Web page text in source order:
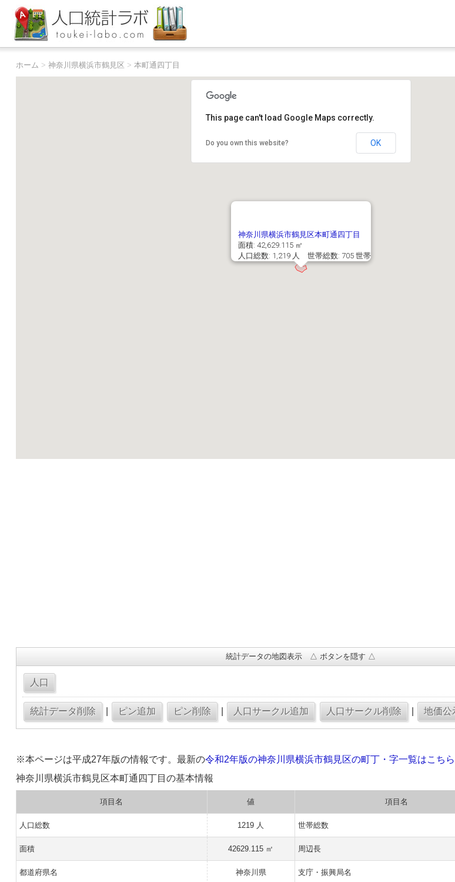
ホーム > 神奈川県横浜市鶴見区 > 本町通四丁目
神奈川県横浜市鶴見区本町通四丁目
面積: 42,629.115 ㎡
人口総数: 1,219 人 世帯総数: 705 世帯
This page can't load Google Maps correctly.
Do you own this website? OK
統計データの地図表示 △ ボタンを隠す △
※本ページは平成27年版の情報です。最新の令和2年版の神奈川県横浜市鶴見区の町丁・字一覧はこちら
神奈川県横浜市鶴見区本町通四丁目の基本情報
項目名 値 項目名
人口総数 1219 人 世帯総数
面積 42629.115 ㎡ 周辺長
都道府県名 神奈川県 支庁・振興局名